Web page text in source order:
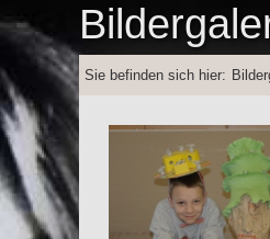
Sie befinden sich hier: